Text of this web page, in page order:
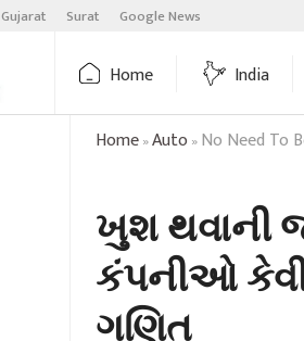
Gujarat Surat Google News
Home India
Home»Auto »No Need To
ખુશ થવાની
કંપનીઓ